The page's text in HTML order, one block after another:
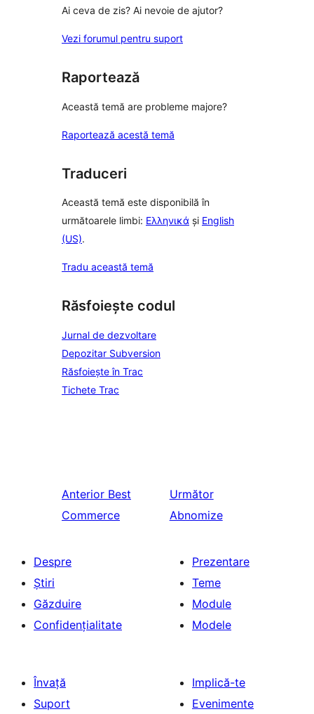
Ai ceva de zis? Ai nevoie de ajutor?
Vezi forumul pentru suport
Raportează
Această temă are probleme majore?
Raportează acestă temă
Traduceri
Această temă este disponibilă în
următoarele limbi: Ελληνικά și English
(US).
Tradu această temă
Răsfoiește codul
Jurnal de dezvoltare
Depozitar Subversion
Răsfoiește în Trac
Tichete Trac
Anterior Best
Commerce
Următor
Abnomize
Despre
Știri
Găzduire
Confidențialitate
Prezentare
Teme
Module
Modele
Învață
Suport
Implică-te
Evenimente